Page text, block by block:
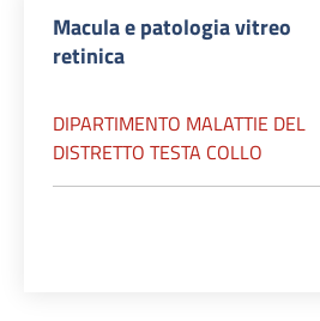
Macula e patologia vitreo
retinica
DIPARTIMENTO MALATTIE DEL
DISTRETTO TESTA COLLO